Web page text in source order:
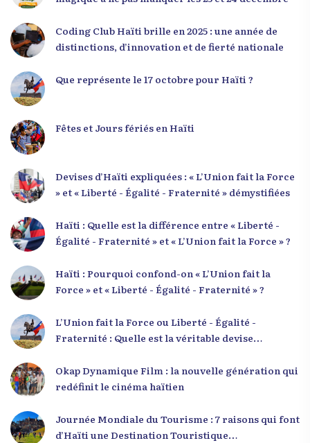
responsabilité. Le Dr Volcy a invité les jeunes à
devenir des acteurs de transformation dans leurs
communautés, à investir dans leur formation et à
développer un leadership intègre. Appel à un
Coding Club Haïti brille en 2025 : une année de
distinctions, d’innovation et de fierté nationale
Que représente le 17 octobre pour Haïti ?
Fêtes et Jours fériés en Haïti
Devises d’Haïti expliquées : « L’Union fait la Force
» et « Liberté - Égalité - Fraternité » démystifiées
Haïti : Quelle est la différence entre « Liberté -
Égalité - Fraternité » et « L’Union fait la Force » ?
Haïti : Pourquoi confond-on « L’Union fait la
Force » et « Liberté - Égalité - Fraternité » ?
L’Union fait la Force ou Liberté - Égalité -
Fraternité : Quelle est la véritable devise
Okap Dynamique Film : la nouvelle génération qui
redéfinit le cinéma haïtien
Journée Mondiale du Tourisme : 7 raisons qui font
d’Haïti une Destination Touristique